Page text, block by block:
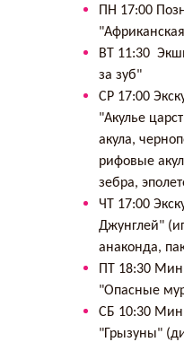
ПН 17:00
ВТ 11:30
за зуб"
СР 17:00
"Акулье
акула,
рифовые
зебра,
ЧТ 17:00
Джунглей"
анаконда,
ПТ 18:30
"Опасные
СБ 10:30
"Грызуны"